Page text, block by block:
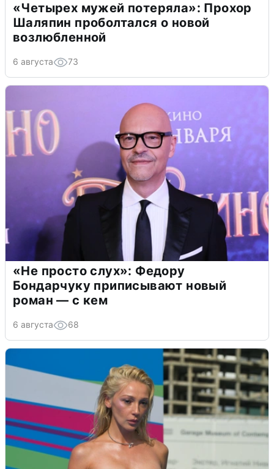
«Четырех мужей потеряла»: Прохор
Шаляпин проболтался о новой
возлюбленной
6 августа 73
«Не просто слух»: Федору
Бондарчуку приписывают новый
роман — с кем
6 августа 68